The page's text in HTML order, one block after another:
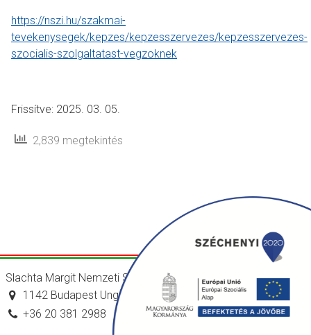
https://nszi.hu/szakmai-
tevekenysegek/kepzes/kepzesszervezes/kepzesszervezes-
szocialis-szolgaltatast-vegzoknek
Frissítve: 2025. 03. 05.
2,839 megtekintés
Slachta Margit Nemzeti Szociálpolitikai Intézet
1142 Budapest Ungvár utca 64-66.
+36 20 381 2988
titkarsag@nszi.gov.hu